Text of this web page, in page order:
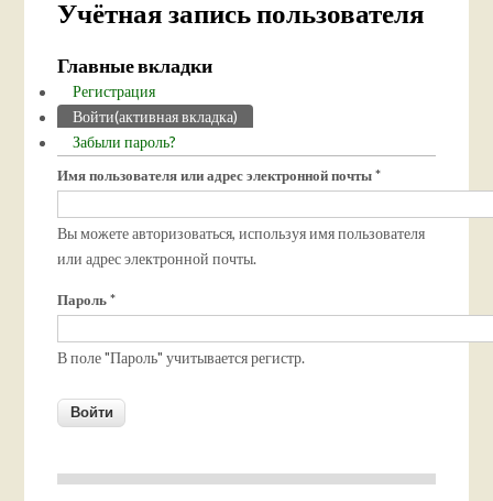
Учётная запись пользователя
Главные вкладки
Регистрация
Войти(активная вкладка)
Забыли пароль?
Имя пользователя или адрес электронной почты*
Вы можете авторизоваться, используя имя пользователя
или адрес электронной почты.
Пароль*
В поле "Пароль" учитывается регистр.